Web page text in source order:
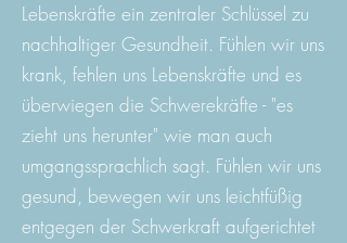
Lebenskräfte ein zentraler Schlüssel zu
nachhaltiger Gesundheit. Fühlen wir uns
krank, fehlen uns Lebenskräfte und es
überwiegen die Schwerekräfte - "es
zieht uns herunter" wie man auch
umgangssprachlich sagt. Fühlen wir uns
gesund, bewegen wir uns leichtfüßig
entgegen der Schwerkraft aufgerichtet